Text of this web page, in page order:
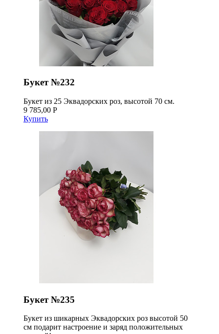
Букет №232
Букет из 25 Эквадорских роз, высотой 70 см.
9 785,00 Р
Купить
Букет №235
Букет из шикарных Эквадорских роз высотой 50
см подарит настроение и заряд положительных